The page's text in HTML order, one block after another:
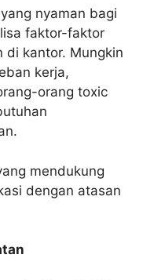
nyaman bagi
faktor-faktor
di kantor. Mungkin
kerja,
orang toxic
mendukung
dengan atasan